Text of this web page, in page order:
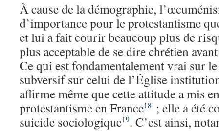
À cause de la démographie,
d’importance pour le protestantisme
et lui a fait courir beaucoup plus de
plus acceptable de se dire chrétien
Ce qui est fondamentalement vrai sur
subversif sur celui de l’Église
affirme même que cette attitude a mis
protestantisme en France18 ; elle a été
suicide sociologique19. C’est ainsi,